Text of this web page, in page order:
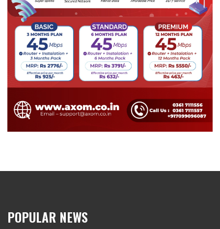
POPULAR NEWS